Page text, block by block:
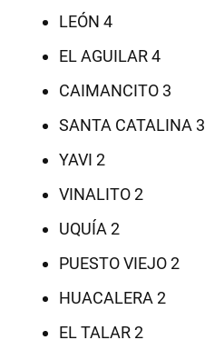
LEÓN 4
EL AGUILAR 4
CAIMANCITO 3
SANTA CATALINA 3
YAVI 2
VINALITO 2
UQUÍA 2
PUESTO VIEJO 2
HUACALERA 2
EL TALAR 2